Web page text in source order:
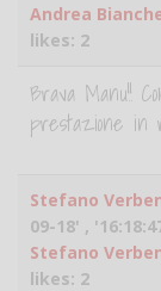
Andrea
likes: 2
Brava Manu!!
prestazione in
Stefano
09-18' ,
Stefano
likes: 2